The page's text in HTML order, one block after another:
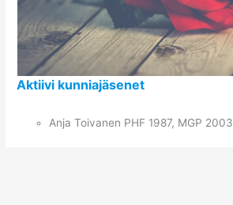
Aktiivi kunniajäsenet
Anja Toivanen PHF 1987, MGP 2003